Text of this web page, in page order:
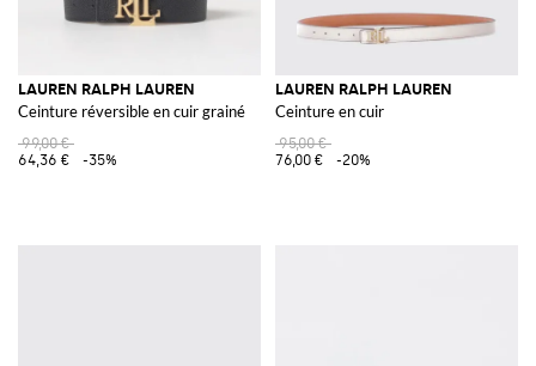
LAUREN RALPH LAUREN
Ceinture réversible en cuir grainé
99,00 €
64,36 €
-35%
LAUREN RALPH LAUREN
Ceinture en cuir
95,00 €
76,00 €
-20%